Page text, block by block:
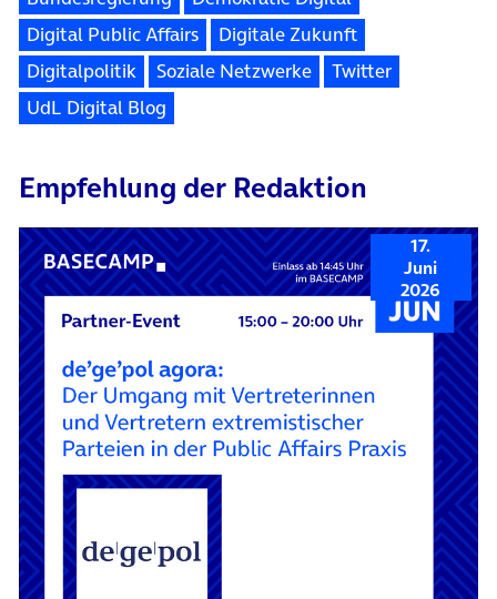
Digital Public Affairs
Digitale Zukunft
Digitalpolitik
Soziale Netzwerke
Twitter
UdL Digital Blog
Empfehlung der Redaktion
17.
Juni
2026